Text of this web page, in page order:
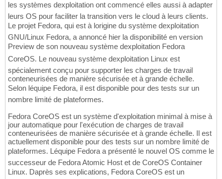
les systèmes dexploitation ont commencé elles aussi à adapter
leurs OS pour faciliter la transition vers le cloud à leurs clients.
Le projet Fedora, qui est à lorigine du système dexploitation
GNU/Linux Fedora, a annoncé hier la disponibilité en version
Preview de son nouveau système dexploitation Fedora
CoreOS. Le nouveau système dexploitation Linux est
spécialement conçu pour supporter les charges de travail
conteneurisées de manière sécurisée et à grande échelle.
Selon léquipe Fedora, il est disponible pour des tests sur un
nombre limité de plateformes.
Fedora CoreOS est un système d'exploitation minimal à mise à
jour automatique pour l'exécution de charges de travail
conteneurisées de manière sécurisée et à grande échelle. Il est
actuellement disponible pour des tests sur un nombre limité de
plateformes. Léquipe Fedora a présenté le nouvel OS comme le
successeur de Fedora Atomic Host et de CoreOS Container
Linux. Daprès ses explications, Fedora CoreOS est un